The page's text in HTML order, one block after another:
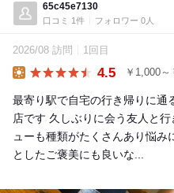
65c45e7130
口コミ 1件 フォロワー 0人
2026/08 訪問 1回目
4.5 ￥1,000
最寄り駅で自宅の行き帰りに通
店です 久しぶりに会う友人と
ューも種類がたくさんあり悩み
としたご褒美にも良いな...